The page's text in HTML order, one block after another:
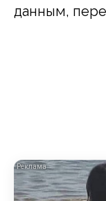
данным,